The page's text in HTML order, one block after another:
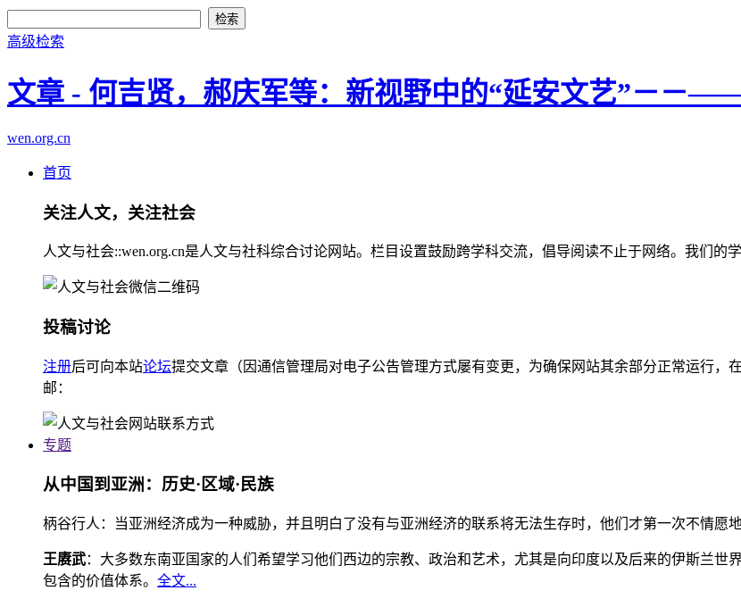
高级检索
文章 - 何吉贤，郝庆军等：新视野中的“延安文艺”－－
wen.org.cn
首页
关注人文，关注社会
人文与社会::wen.org.cn是人文与社科综合讨论网站。栏目设置鼓励跨学科交流，倡导阅读不止于网络。我们的
投稿讨论
注册后可向本站论坛提交文章（因通信管理局对电子公告管理方式屡有变更，为确保网站其余部分正常运行，
邮：
专题
从中国到亚洲：历史·区域·民族
柄谷行人：当亚洲经济成为一种威胁，并且明白了没有与亚洲经济的联系将无法生存时，他们才第一次不情愿地
王赓武：大多数东南亚国家的人们希望学习他们西边的宗教、政治和艺术，尤其是向印度以及后来的伊斯兰
包含的价值体系。 全文...